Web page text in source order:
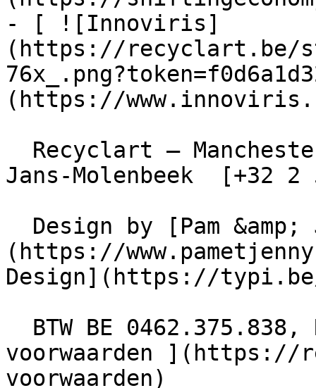
- [ ![Innoviris]
(https://recyclart.be/
(https://
Jans-Molenbeek  [+32
(https://
Design](https://
voorwaarden ](https://
voorwaarden)